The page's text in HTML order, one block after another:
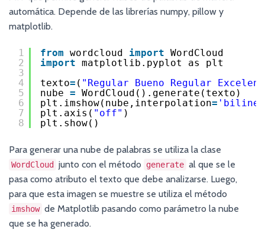
automática. Depende de las librerías numpy, pillow y
matplotlib.
1
2
3
4
5
6
7
8
from wordcloud import WordCloud
import matplotlib.pyplot as plt
texto= ( "Regular Bueno Regular
nube = WordCloud().generate(texto)
plt.imshow(nube,interpolation=
plt.axis( "off" )
plt.show()
Para generar una nube de palabras se utiliza la clase
WordCloud junto con el método generate al que se le
pasa como atributo el texto que debe analizarse. Luego,
para que esta imagen se muestre se utiliza el método
imshow de Matplotlib pasando como parámetro la nube
que se ha generado.